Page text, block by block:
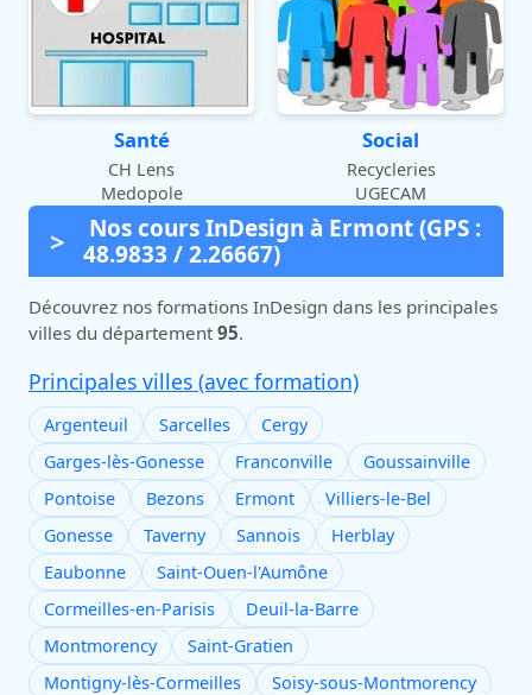
Santé
CH Lens
Medopole
Social
Recycleries
UGECAM
Nos cours InDesign à Ermont (GPS :
48.9833 / 2.26667)
Découvrez nos formations InDesign dans les principales
villes du département 95.
Principales villes (avec formation)
Argenteuil Sarcelles
Cergy
Garges-lès-Gonesse
Franconville
Goussainville
Pontoise
Bezons Ermont
Villiers-le-Bel
Gonesse
Taverny Sannois
Herblay
Eaubonne
Saint-Ouen-l'Aumône
Cormeilles-en-Parisis
Deuil-la-Barre
Montmorency
Saint-Gratien
Montigny-lès-Cormeilles
Soisy-sous-Montmorency